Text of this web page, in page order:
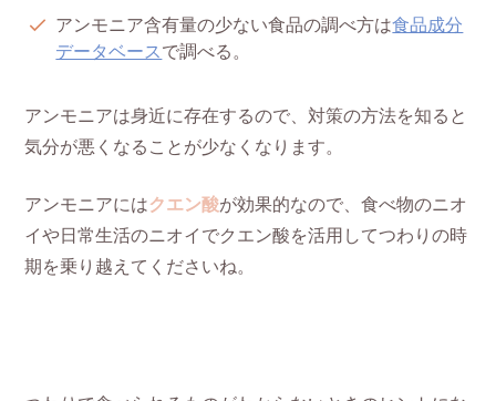
アンモニア含有量の少ない食品の調べ方は食品成分
データベース で調べる。
アンモニアは身近に存在するので、対策の方法を知ると
気分が悪くなることが少なくなります。
アンモニアにはクエン酸が効果的なので、食べ物のニオ
イや日常生活のニオイでクエン酸を活用してつわりの時
期を乗り越えてくださいね。